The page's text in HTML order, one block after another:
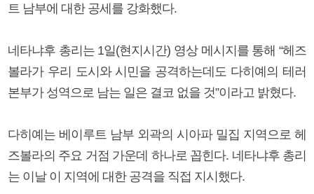
트 남부에 대한 공세를 강화했다.
네타냐후 총리는 1일(현지시간) 영상 메시지를 통해 “헤즈
볼라가 우리 도시와 시민을 공격하는데도 다히예의 테러
본부가 성역으로 남는 일은 결코 없을 것”이라고 밝혔다.
다히예는 베이루트 남부 외곽의 시아파 밀집 지역으로 헤
즈볼라의 주요 거점 가운데 하나로 꼽힌다. 네타냐후 총리
는 이날 이 지역에 대한 공격을 직접 지시했다.